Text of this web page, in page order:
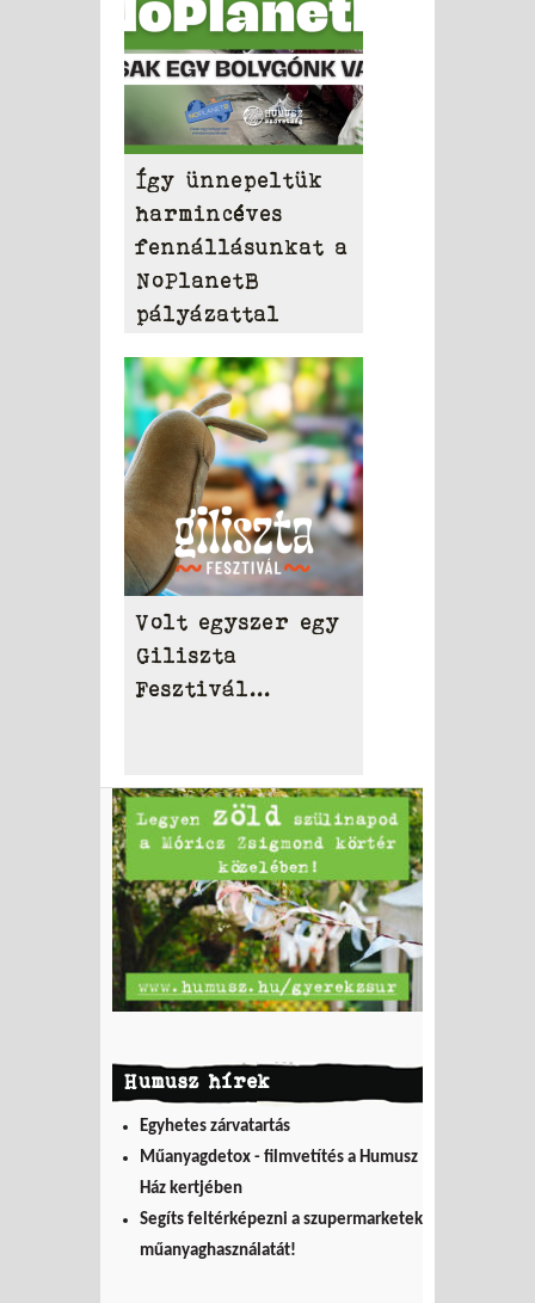
Így ünnepeltük
harmincéves
fennállásunkat a
NoPlanetB
pályázattal
Volt egyszer egy
Giliszta
Fesztivál...
Humusz hírek
Egyhetes zárvatartás
Műanyagdetox - filmvetítés a Humusz
Ház kertjében
Segíts feltérképezni a szupermarketek
műanyaghasználatát!